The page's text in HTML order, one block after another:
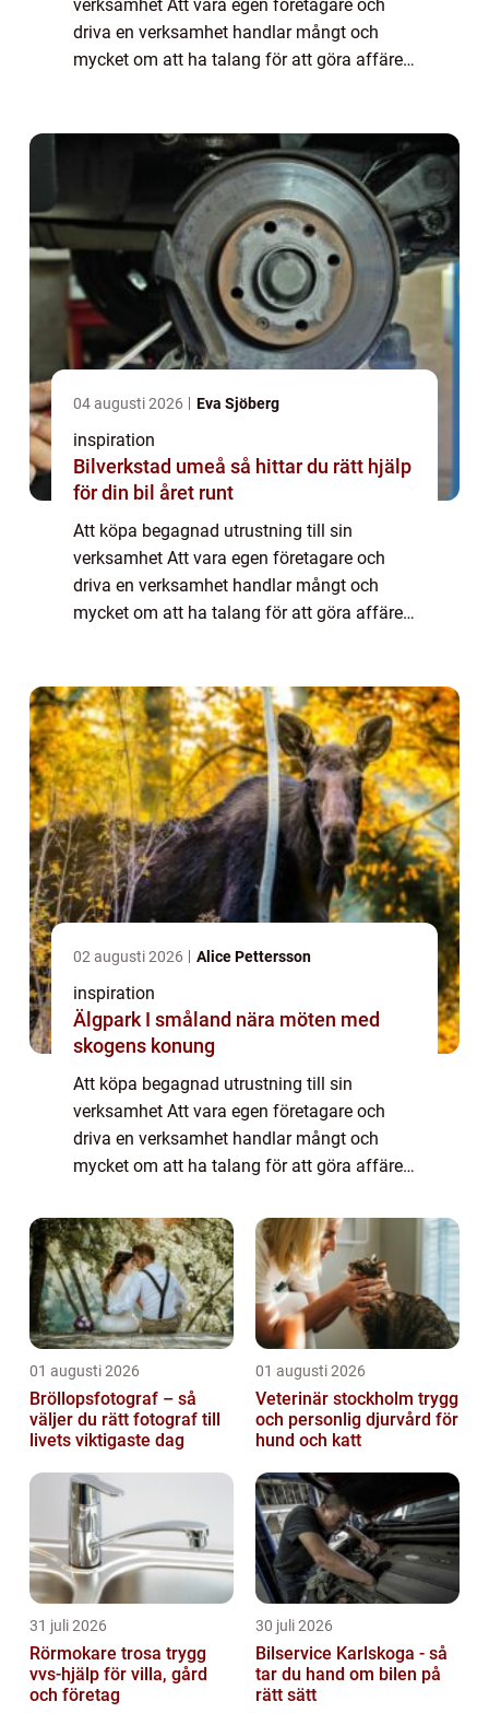
verksamhet Att vara egen företagare och
driva en verksamhet handlar mångt och
mycket om att ha talang för att göra affärer.
04 augusti 2026 Eva Sjöberg
inspiration
Bilverkstad umeå så hittar du rätt hjälp
för din bil året runt
Att köpa begagnad utrustning till sin
verksamhet Att vara egen företagare och
driva en verksamhet handlar mångt och
mycket om att ha talang för att göra affärer.
att...
02 augusti 2026 Alice Pettersson
inspiration
Älgpark I småland nära möten med
skogens konung
Att köpa begagnad utrustning till sin
verksamhet Att vara egen företagare och
driva en verksamhet handlar mångt och
mycket om att ha talang för att göra affärer.
när hur och vad man ska sälja. Det gäller
att...
01 augusti 2026
Bröllopsfotograf – så
väljer du rätt fotograf till
livets viktigaste dag
01 augusti 2026
Veterinär stockholm trygg
och personlig djurvård för
hund och katt
31 juli 2026
Rörmokare trosa trygg
vvs-hjälp för villa, gård
och företag
30 juli 2026
Bilservice Karlskoga - så
tar du hand om bilen på
rätt sätt